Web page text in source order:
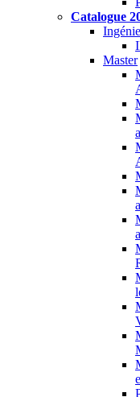
Catalogue
Master